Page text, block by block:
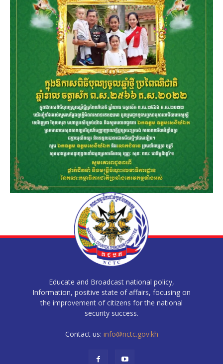
Educate and Broadcast national policy,
Information, positive state of affairs, focusing on
the improvement of citizens for the national
security success.
Contact us: info@nctc.gov.kh